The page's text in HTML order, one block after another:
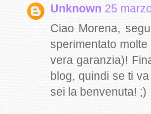
Unknown 25
Ciao Morena,
sperimentato
vera garanzia)!
blog, quindi se ti
sei la benvenuta! ;)